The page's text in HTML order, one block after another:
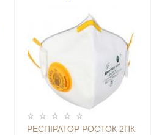
РЕСПІРАТОР РОСТОК 2ПК